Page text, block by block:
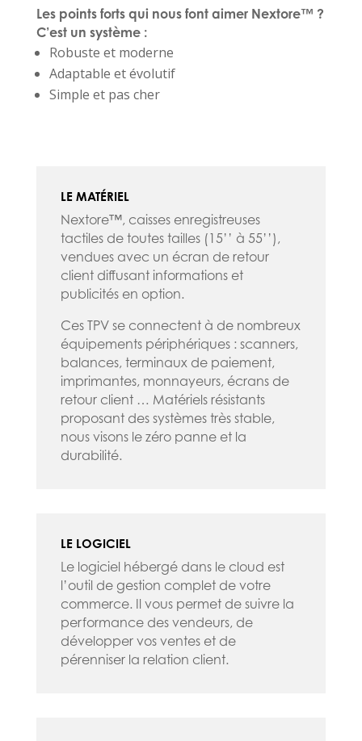
Les points forts qui nous font aimer Nextore™ ?
C’est un système :
Robuste et moderne
Adaptable et évolutif
Simple et pas cher
LE MATÉRIEL
Nextore™, caisses enregistreuses
tactiles de toutes tailles (15’’ à 55’’),
vendues avec un écran de retour
client diffusant informations et
publicités en option.
Ces TPV se connectent à de nombreux
équipements périphériques : scanners,
balances, terminaux de paiement,
imprimantes, monnayeurs, écrans de
retour client … Matériels résistants
proposant des systèmes très stable,
nous visons le zéro panne et la
durabilité.
LE LOGICIEL
Le logiciel hébergé dans le cloud est
l’outil de gestion complet de votre
commerce. Il vous permet de suivre la
performance des vendeurs, de
développer vos ventes et de
pérenniser la relation client.